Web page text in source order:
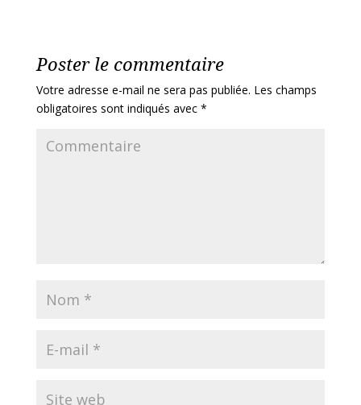
Poster le commentaire
Votre adresse e-mail ne sera pas publiée. Les champs
obligatoires sont indiqués avec *